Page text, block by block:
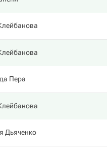
Пера
Дьяченко